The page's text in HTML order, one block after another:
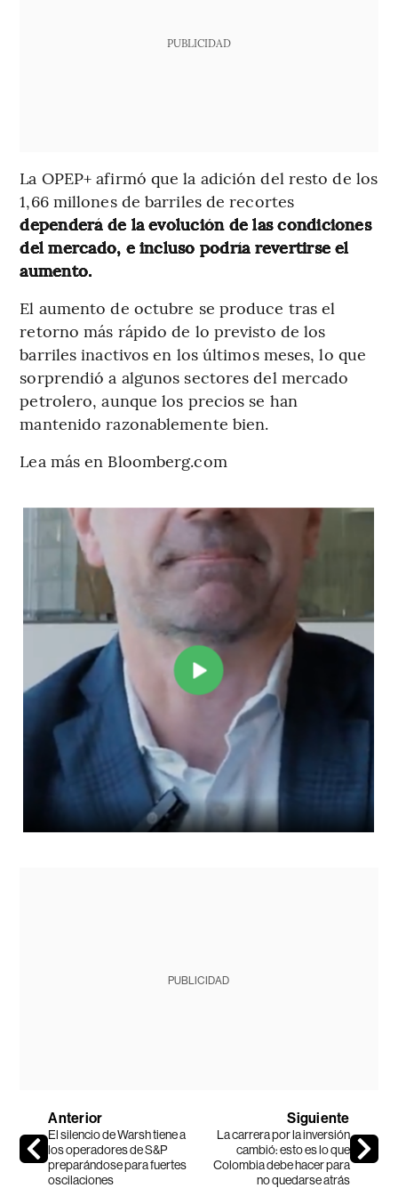
PUBLICIDAD
La OPEP+ afirmó que la adición del resto de los
1,66 millones de barriles de recortes
dependerá de la evolución de las condiciones
del mercado, e incluso podría revertirse el
aumento.
El aumento de octubre se produce tras el
retorno más rápido de lo previsto de los
barriles inactivos en los últimos meses, lo que
sorprendió a algunos sectores del mercado
petrolero, aunque los precios se han
mantenido razonablemente bien.
Lea más en Bloomberg.com
PUBLICIDAD
Anterior
El silencio de Warsh tiene a
los operadores de S&P
preparándose para fuertes
oscilaciones
Siguiente
La carrera por la inversión
cambió: esto es lo que
Colombia debe hacer para
no quedarse atrás